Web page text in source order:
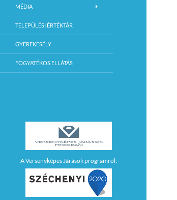
MÉDIA
TELEPÜLÉSI ÉRTÉKTÁR
GYEREKESÉLY
FOGYATÉKOS ELLÁTÁS
A Versenyképes Járások programról: